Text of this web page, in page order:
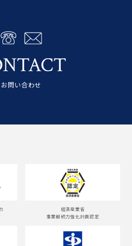
お問い合わせ
経済産業省
事業継続力強化計画認定